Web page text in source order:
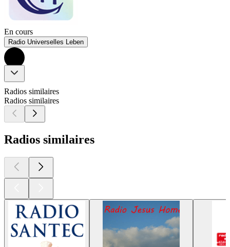
En cours
Radio Universelles Leben
Radios similaires
Radios similaires
Radios similaires